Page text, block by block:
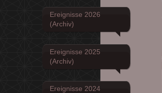
Ereignisse 2026
(Archiv)
Ereignisse 2025
(Archiv)
Ereignisse 2024